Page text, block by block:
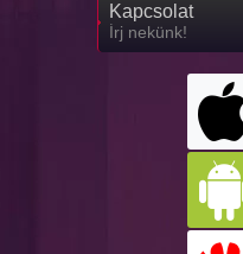
Kapcsolat
Írj nekünk!